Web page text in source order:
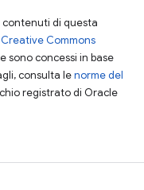
contenuti di questa
Commons
sono concessi in base
consulta lenorme del
registrato di Oracle